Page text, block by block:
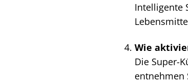
Intelligente
Wie
Die Super-
entnehmen